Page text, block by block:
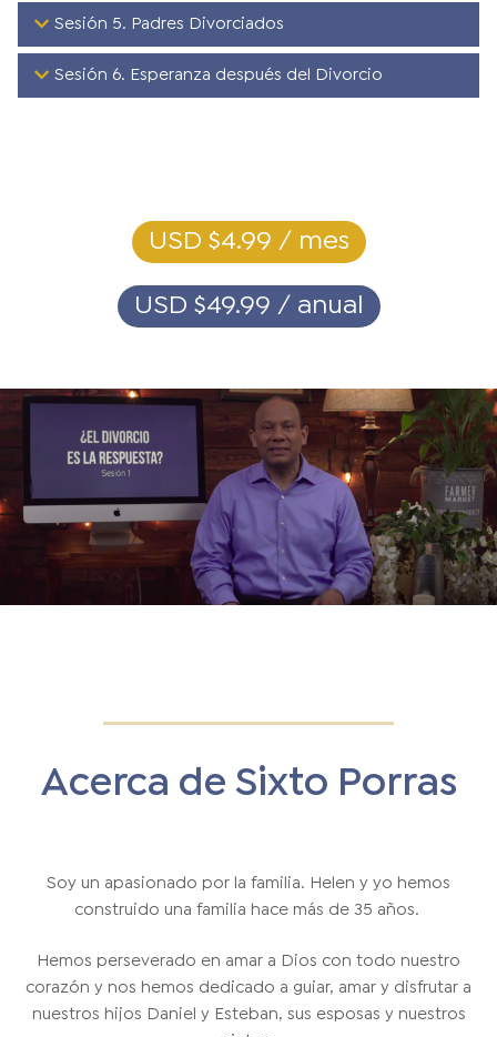
Sesión 5. Padres Divorciados
Sesión 6. Esperanza después del Divorcio
USD $4.99 / mes
USD $49.99 / anual
Acerca de Sixto Porras
Soy un apasionado por la familia. Helen y yo hemos
construido una familia hace más de 35 años.
Hemos perseverado en amar a Dios con todo nuestro
corazón y nos hemos dedicado a guiar, amar y disfrutar a
nuestros hijos Daniel y Esteban, sus esposas y nuestros